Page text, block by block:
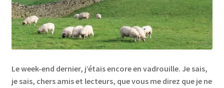
My Account
Privacy Policy
Privacy Tools
Le week-end dernier, j’étais encore en vadrouille. Je sais,
je sais, chers amis et lecteurs, que vous me direz que je ne